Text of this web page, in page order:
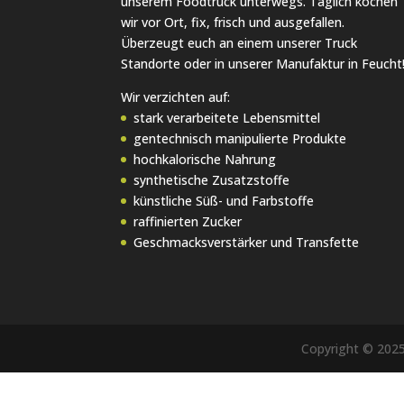
wir vor Ort, fix, frisch und ausgefallen.
Überzeugt euch an einem unserer Truck
Standorte oder in unserer Manufaktur in
Wir verzichten auf:
stark verarbeitete Lebensmittel
gentechnisch manipulierte Produkte
hochkalorische Nahrung
synthetische Zusatzstoffe
künstliche Süß- und Farbstoffe
raffinierten Zucker
Geschmacksverstärker und Transfette
Copyright ©